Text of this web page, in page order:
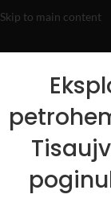
Skip to main content